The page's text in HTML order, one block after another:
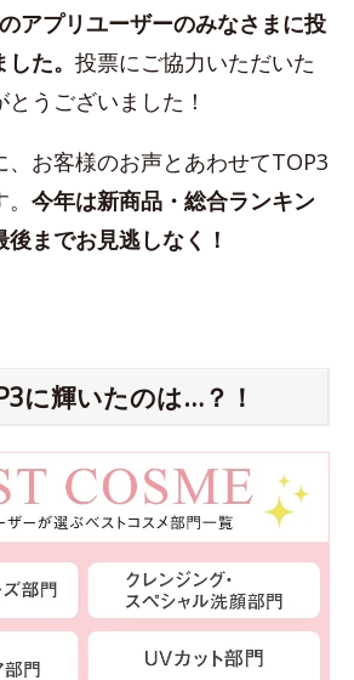
アプリユーザーのみなさまに投
た。 投票にご協力いただいた
うございました！
、お客様のお声とあわせてTOP3
今年は新商品・総合ランキン
までお見逃しなく！
に輝いたのは…？！